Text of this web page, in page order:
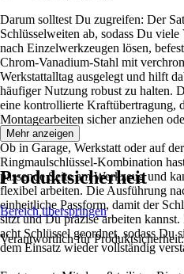
Darum solltest Du zugreifen: Der
Schlüsselweiten ab, sodass Du
nach Einzelwerkzeugen lösen,
Chrom-Vanadium-Stahl mit
Werkstattalltag ausgelegt und hilft
häufiger Nutzung robust zu halten.
eine kontrollierte Kraftübertragung,
Montagearbeiten sicher anziehen
Ob in Garage, Werkstatt oder auf
Ringmaulschlüssel-Kombination
passende Seite am Werkzeug und
flexibel arbeiten. Die Ausführung
einheitliche Passform, damit der
sitzt und Du präzise arbeiten
acht Schlüssel geordnet, sodass Du
dem Einsatz wieder vollständig
Mehr anzeigen
Produktsicherheit
Bereich überspringen
Verantwortlich für